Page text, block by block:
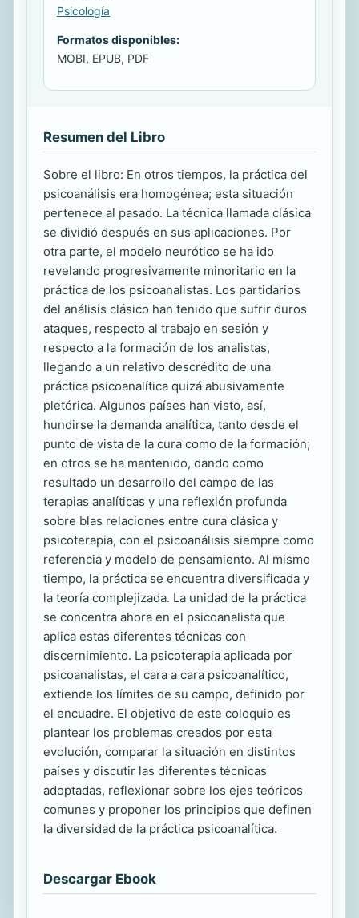
Psicología
Formatos disponibles:
MOBI, EPUB, PDF
Resumen del Libro
Sobre el libro: En otros tiempos, la práctica del
psicoanálisis era homogénea; esta situación
pertenece al pasado. La técnica llamada clásica
se dividió después en sus aplicaciones. Por
otra parte, el modelo neurótico se ha ido
revelando progresivamente minoritario en la
práctica de los psicoanalistas. Los partidarios
del análisis clásico han tenido que sufrir duros
ataques, respecto al trabajo en sesión y
respecto a la formación de los analistas,
llegando a un relativo descrédito de una
práctica psicoanalítica quizá abusivamente
pletórica. Algunos países han visto, así,
hundirse la demanda analítica, tanto desde el
punto de vista de la cura como de la formación;
en otros se ha mantenido, dando como
resultado un desarrollo del campo de las
terapias analíticas y una reflexión profunda
sobre blas relaciones entre cura clásica y
psicoterapia, con el psicoanálisis siempre como
referencia y modelo de pensamiento. Al mismo
tiempo, la práctica se encuentra diversificada y
la teoría complejizada. La unidad de la práctica
se concentra ahora en el psicoanalista que
aplica estas diferentes técnicas con
discernimiento. La psicoterapia aplicada por
psicoanalistas, el cara a cara psicoanalítico,
extiende los límites de su campo, definido por
el encuadre. El objetivo de este coloquio es
plantear los problemas creados por esta
evolución, comparar la situación en distintos
países y discutir las diferentes técnicas
adoptadas, reflexionar sobre los ejes teóricos
comunes y proponer los principios que definen
la diversidad de la práctica psicoanalítica.
Descargar Ebook